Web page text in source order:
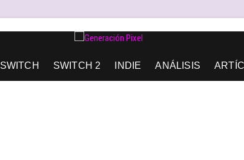
SWITCH SWITCH 2 INDIE ANÁLISIS